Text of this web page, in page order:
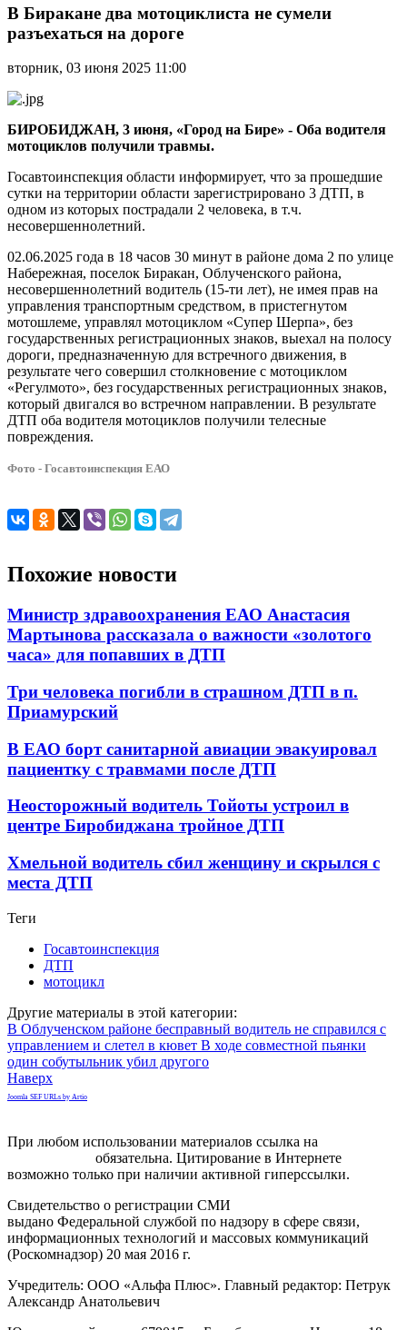
Биракане
два
мотоциклиста
сумели
на
дороге
В Биракане два мотоциклиста не сумели
разъехаться на дороге
вторник, 03 июня 2025 11:00
БИРОБИДЖАН, 3 июня, «Город на Бире» - Оба водителя
мотоциклов получили травмы.
Госавтоинспекция области информирует, что за прошедшие
сутки на территории области зарегистрировано 3 ДТП, в
одном из которых пострадали 2 человека, в т.ч.
несовершеннолетний.
02.06.2025 года в 18 часов 30 минут в районе дома 2 по улице
Набережная, поселок Биракан, Облученского района,
несовершеннолетний водитель (15-ти лет), не имея прав на
управления транспортным средством, в пристегнутом
мотошлеме, управлял мотоциклом «Супер Шерпа», без
государственных регистрационных знаков, выехал на полосу
дороги, предназначенную для встречного движения, в
результате чего совершил столкновение с мотоциклом
«Регулмото», без государственных регистрационных знаков,
который двигался во встречном направлении. В результате
ДТП оба водителя мотоциклов получили телесные
повреждения.
Фото - Госавтоинспекция ЕАО
Похожие новости
Министр здравоохранения ЕАО Анастасия
Мартынова рассказала о важности «золотого
часа» для попавших в ДТП
Три человека погибли в страшном ДТП в п.
Приамурский
В ЕАО борт санитарной авиации эвакуировал
пациентку с травмами после ДТП
Неосторожный водитель Тойоты устроил в
центре Биробиджана тройное ДТП
Хмельной водитель сбил женщину и скрылся с
места ДТП
Теги
Госавтоинспекция
ДТП
мотоцикл
Другие материалы в этой категории:
В Облученском районе бесправный водитель не справился с
управлением и слетел в кювет В ходе совместной пьянки
один собутыльник убил другого
Наверх
Joomla SEF URLs by Artio
При любом использовании материалов ссылка на
обязательна. Цитирование в Интернете
возможно только при наличии активной гиперссылки.
Свидетельство о регистрации СМИ
выдано Федеральной службой по надзору в сфере связи,
информационных технологий и массовых коммуникаций
(Роскомнадзор) 20 мая 2016 г.
Учредитель: ООО «Альфа Плюс». Главный редактор: Петрук
Александр Анатольевич